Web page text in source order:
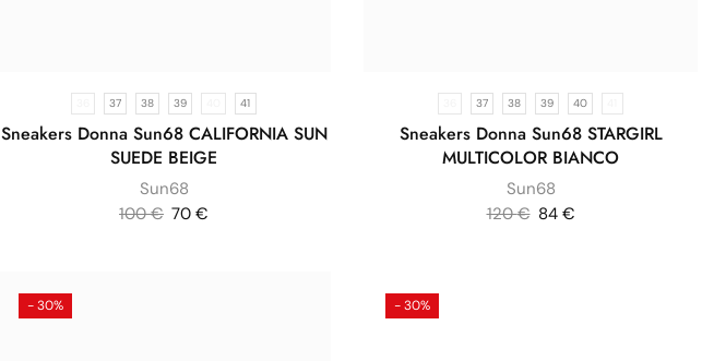
37 38 39 41
Sneakers Donna Sun68 CALIFORNIA SUN
SUEDE BEIGE
Sun68
100€ 70 €
37 38 39 40
Sneakers Donna Sun68 STARGIRL
MULTICOLOR BIANCO
Sun68
120€ 84 €
- 30% - 30%